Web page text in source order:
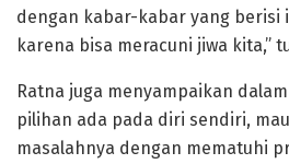
dengan kabar-kabar yang berisi
karena bisa meracuni jiwa kita,”
Ratna juga menyampaikan
pilihan ada pada diri sendiri,
masalahnya dengan mematuhi